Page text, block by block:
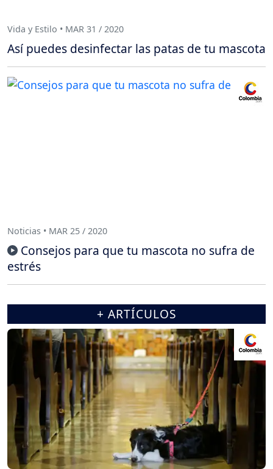
Vida y Estilo • MAR 31 / 2020
Así puedes desinfectar las patas de tu mascota
Noticias • MAR 25 / 2020
Consejos para que tu mascota no sufra de
estrés
+ ARTÍCULOS